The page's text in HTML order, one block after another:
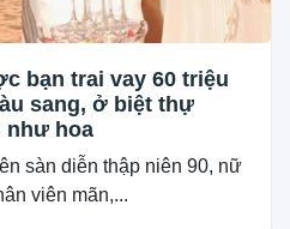
bạn trai vay 60 triệu
sang, ở biệt thự
như hoa
sàn diễn thập niên 90, nữ
viên mãn,...